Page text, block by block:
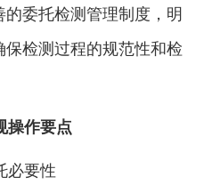
委托检测管理制度，明
检测过程的规范性和检
操作要点
必要性